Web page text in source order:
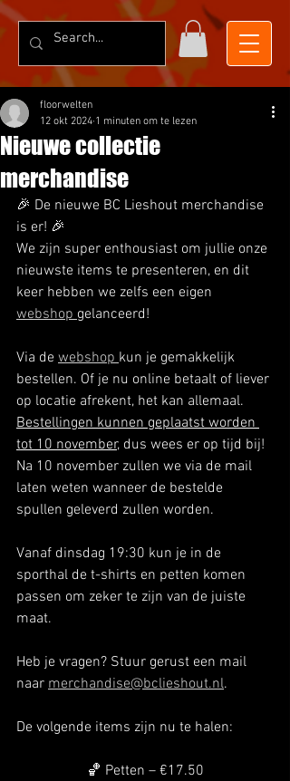
Nieuwe collectie
merchandise
floorwelten
12 okt 2024 1 minuten om te lezen
🎉 De nieuwe BC Lieshout merchandise
is er! 🎉
We zijn super enthousiast om jullie onze
nieuwste items te presenteren, en dit
keer hebben we zelfs een eigen
webshop gelanceerd!
Via de webshop kun je gemakkelijk
bestellen. Of je nu online betaalt of liever
op locatie afrekent, het kan allemaal.
Bestellingen kunnen geplaatst worden
tot 10 november, dus wees er op tijd bij!
Na 10 november zullen we via de mail
laten weten wanneer de bestelde
spullen geleverd zullen worden.
Vanaf dinsdag 19:30 kun je in de
sporthal de t-shirts en petten komen
passen om zeker te zijn van de juiste
maat.
Heb je vragen? Stuur gerust een mail
naar merchandise@bclieshout.nl.
De volgende items zijn nu te halen:
🏀 Petten – €17.50